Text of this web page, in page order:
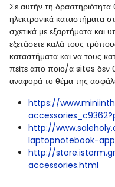
Σε αυτήν τη δραστηριότητα
ηλεκτρονικά καταστήματα
σχετικά με εξαρτήματα και
εξετάσετε καλά τους
καταστήματα και να τους
πείτε απο ποιο/α sites δεν
αναφορά το θέμα της
https://
http://
laptopnotebook-
http://
accessories.html